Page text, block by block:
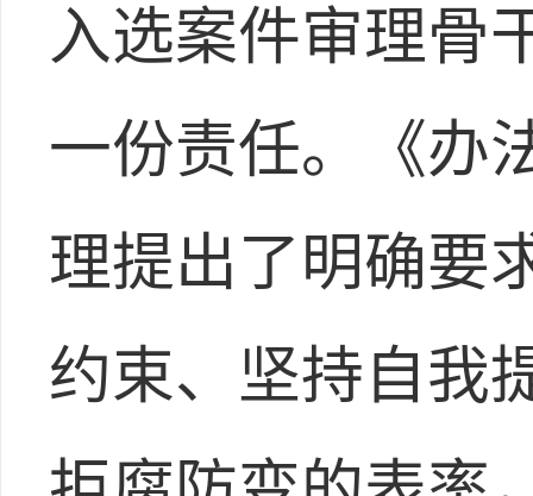
入选案件审理骨
一份责任。《办
理提出了明确要
约束、坚持自我